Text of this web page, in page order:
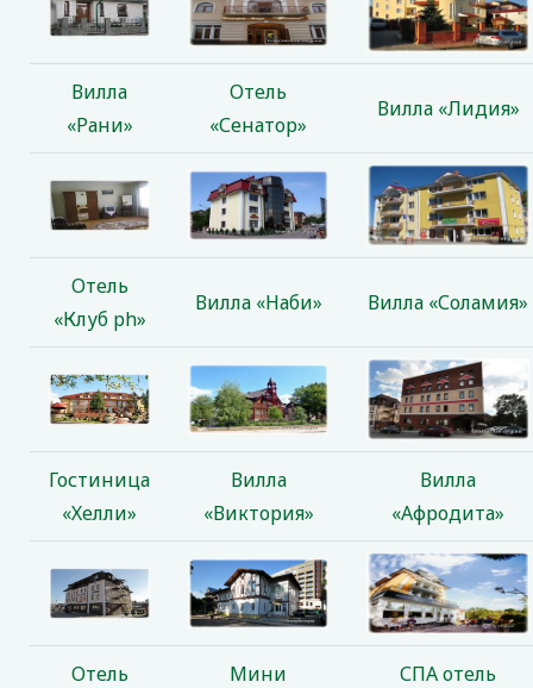
Вилла
«Рани»
Отель
«Сенатор»
Вилла «Лидия»
Отель
«Клуб ph»
Вилла «Наби» Вилла «Соламия»
Гостиница
«Хелли»
Вилла
«Виктория»
Вилла
«Афродита»
Отель
Мини
СПА отель